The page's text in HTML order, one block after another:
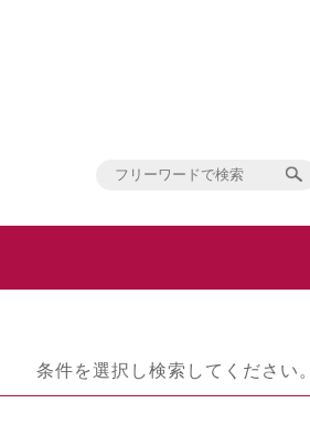
条件を選択し検索してください。